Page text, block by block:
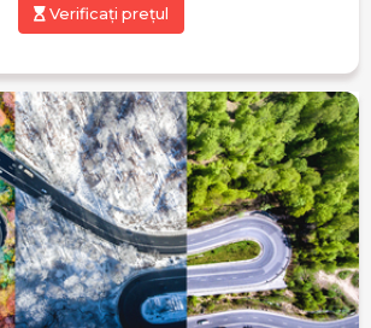
Verificați prețul